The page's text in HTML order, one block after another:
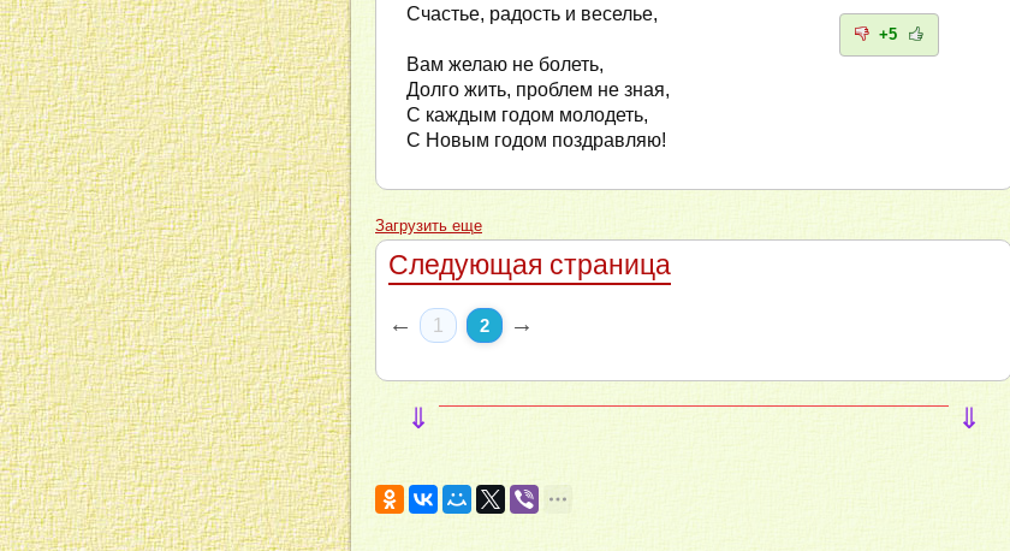
Счастье, радость и веселье,
Вам желаю не болеть,
Долго жить, проблем не зная,
С каждым годом молодеть,
С Новым годом поздравляю!
+5
Загрузить еще
Следующая страница
← 1 2 →
⇓ ⇓